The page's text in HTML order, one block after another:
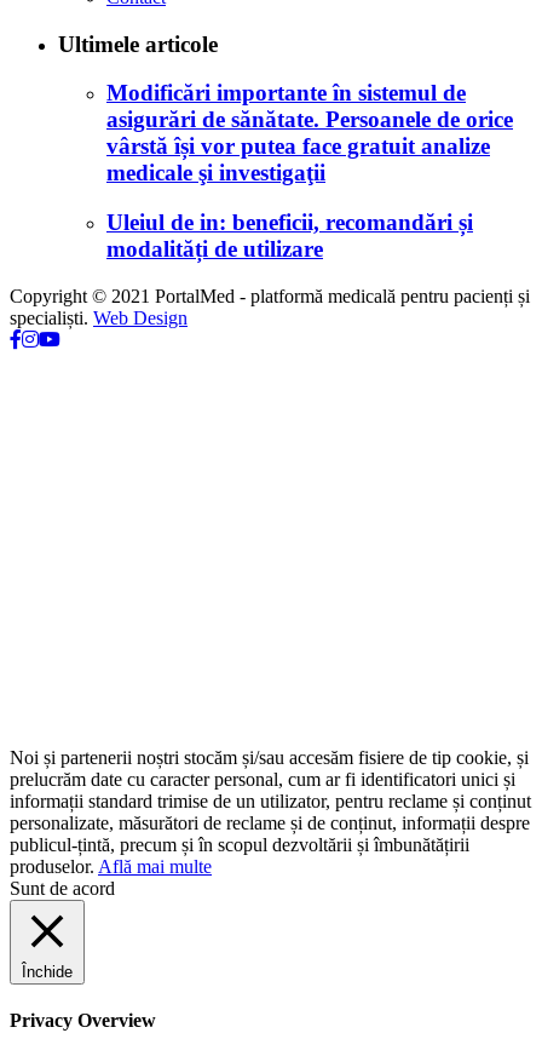
Ultimele articole
Modificări importante în sistemul de
asigurări de sănătate. Persoanele de orice
vârstă își vor putea face gratuit analize
medicale şi investigaţii
Uleiul de in: beneficii, recomandări și
modalități de utilizare
Copyright © 2021 PortalMed - platformă medicală pentru pacienți și
specialiști. Web Design
Noi și partenerii noștri stocăm și/sau accesăm fisiere de tip cookie, și
prelucrăm date cu caracter personal, cum ar fi identificatori unici și
informații standard trimise de un utilizator, pentru reclame și conținut
personalizate, măsurători de reclame și de conținut, informații despre
publicul-țintă, precum și în scopul dezvoltării și îmbunătățirii
produselor. Află mai multe
Sunt de acord
Închide
Privacy Overview